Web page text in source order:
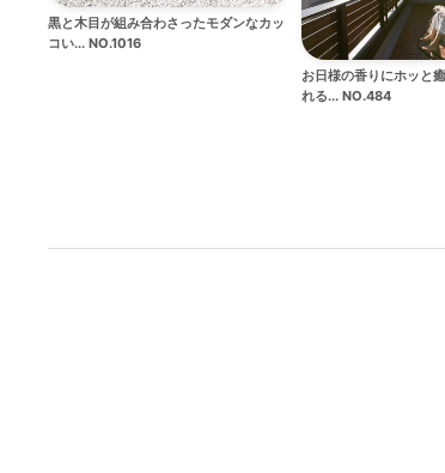
黒と木目が組み合わさったモダンなカッ
コい... NO.1016
お日様の香りにホッと
れる... NO.484